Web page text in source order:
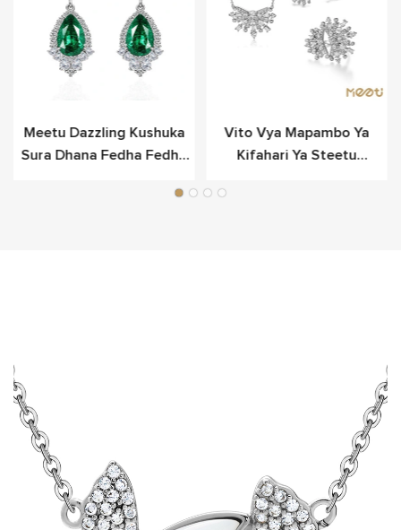
Meetu Dazzling Kushuka
Sura Dhana Fedha Fedha
Vito Vya Mapambo Ya
Kifahari Ya Steetu